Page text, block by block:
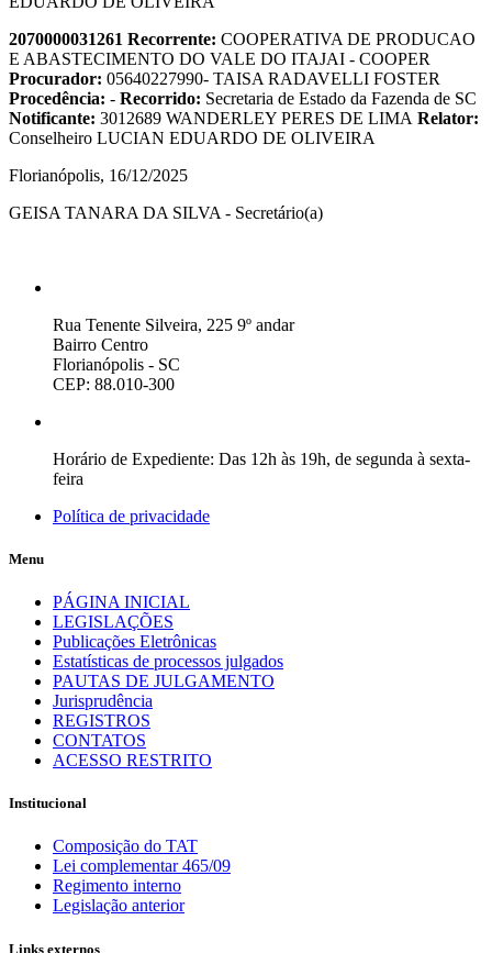
2070000031261 Recorrente: COOPERATIVA DE PRODUCAO
E ABASTECIMENTO DO VALE DO ITAJAI - COOPER
Procurador: 05640227990- TAISA RADAVELLI FOSTER
Procedência: - Recorrido: Secretaria de Estado da Fazenda de SC
Notificante: 3012689 WANDERLEY PERES DE LIMA Relator:
Conselheiro LUCIAN EDUARDO DE OLIVEIRA
Florianópolis, 16/12/2025
GEISA TANARA DA SILVA - Secretário(a)
Rua Tenente Silveira, 225 9º andar
Bairro Centro
Florianópolis - SC
CEP: 88.010-300
Horário de Expediente: Das 12h às 19h, de segunda à sexta-
feira
Política de privacidade
Menu
PÁGINA INICIAL
LEGISLAÇÕES
Publicações Eletrônicas
Estatísticas de processos julgados
PAUTAS DE JULGAMENTO
Jurisprudência
REGISTROS
CONTATOS
ACESSO RESTRITO
Institucional
Composição do TAT
Lei complementar 465/09
Regimento interno
Legislação anterior
Links externos